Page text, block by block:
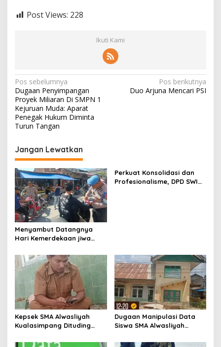
Post Views: 228
Ikuti Kami
N
a
v
i
a
s
i
p
o
s
Pos sebelumnya
Dugaan Penyimpangan
Proyek Miliaran Di SMPN 1
Kejuruan Muda: Aparat
Penegak Hukum Diminta
Turun Tangan
Pos berikutnya
Duo Arjuna Mencari PSI
Jangan Lewatkan
Menyambut Datangnya
Hari Kemerdekaan jiwa
Bangkit
Perkuat Konsolidasi dan
Profesionalisme, DPD SWI
Kepsek SMA Alwasliyah
Kualasimpang Dituding
Datang Sesuka Hati, Dana
Dugaan Manipulasi Data
Siswa SMA Alwasliyah
Nihil Murid Tapi Terima